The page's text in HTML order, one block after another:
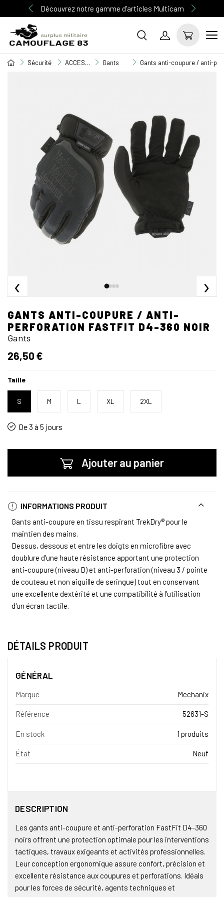
Découvrez notre gamme d'articles Multicam
Sécurité ACCESSOIRE SECURITE Gants Gants anti-coupure / anti-
‹ ›
GANTS ANTI-COUPURE / ANTI-
PERFORATION FASTFIT D4-360 NOIR
Gants
26,50 €
Taille
S M L XL 2XL
De 3 à 5 jours
Ajouter au panier
INFORMATIONS PRODUIT
Gants anti-coupure en tissu respirant TrekDry® pour le
maintien des mains.
Dessus, dessous et entre les doigts en microfibre avec
doublure d'une haute résistance apportant une protection
anti-coupure (niveau D) et anti-perforation (niveau 3 / pointe
de couteau et non aiguille de seringue) tout en conservant
une excellente dextérité et une compatibilité à l'utilisation
d'un écran tactile.
DÉTAILS PRODUIT
GÉNÉRAL
Marque Mechanix
Référence 52631-S
En stock 1 produits
État Neuf
DESCRIPTION
Les gants anti-coupure et anti-perforation FastFit D4-360
noirs offrent une protection optimale pour les interventions
tactiques, travaux exigeants et activités professionnelles.
Leur conception ergonomique assure confort, précision et
excellente résistance aux coupures et perforations. Idéals
pour les forces de sécurité, agents techniques et